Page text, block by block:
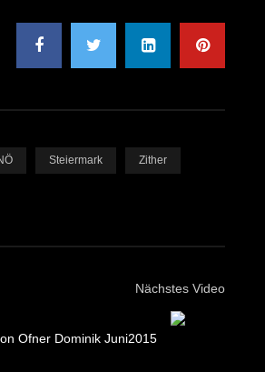
Steiermark Zither
Nächstes Video
Ofner Dominik Juni2015